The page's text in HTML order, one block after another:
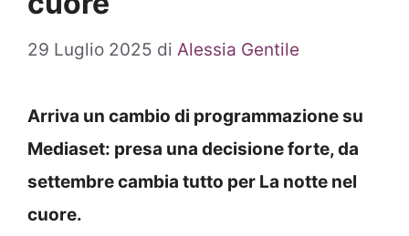
29 Luglio 2025 di Alessia Gentile
Arriva un cambio di programmazione su
Mediaset: presa una decisione forte, da
settembre cambia tutto per La notte nel
cuore.